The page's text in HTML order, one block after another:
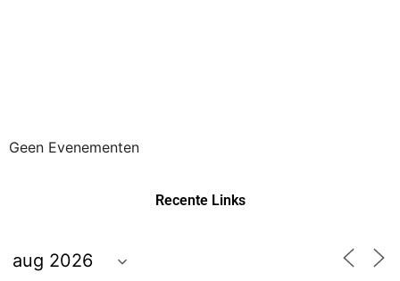
Geen Evenementen
Recente Links